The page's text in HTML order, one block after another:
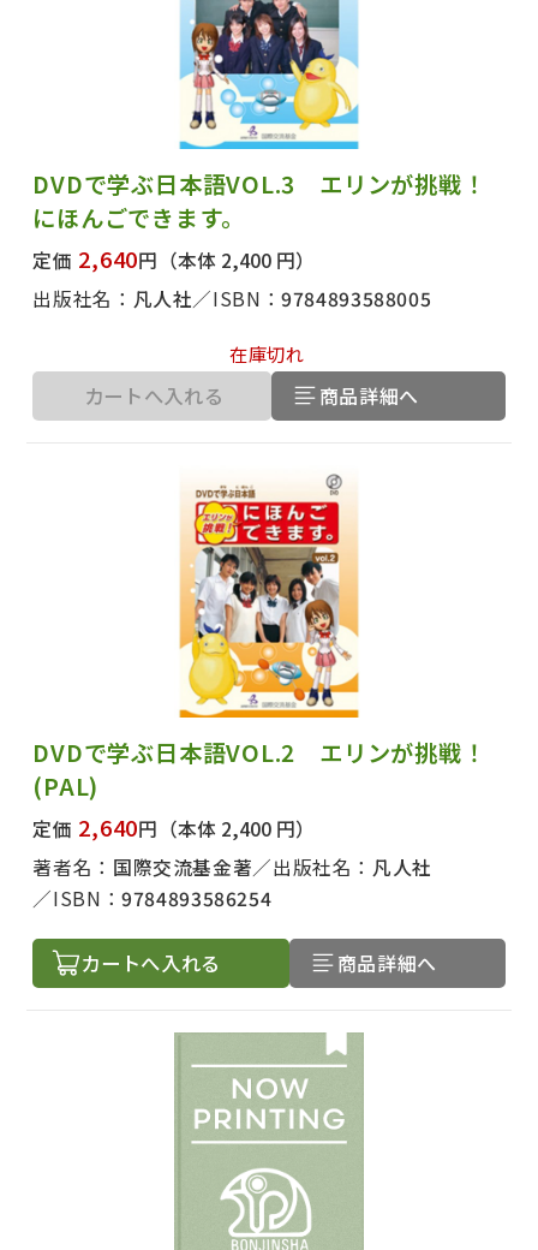
DVDで学ぶ日本語VOL.3 エリンが挑戦！
にほんごできます。
定価 2,640円 （本体 2,400 円）
出版社名： 凡人社 ISBN：9784893588005
在庫切れ
カートへ入れる 商品詳細へ
DVDで学ぶ日本語VOL.2 エリンが挑戦！
(PAL)
定価 2,640円 （本体 2,400 円）
著者名： 国際交流基金著 出版社名： 凡人社
ISBN：9784893586254
カートへ入れる 商品詳細へ